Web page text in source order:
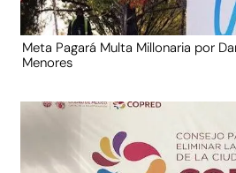
Meta Pagará Multa Millonaria por
Menores